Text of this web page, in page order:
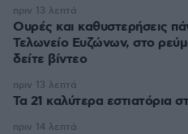
Ουρές και καθυστερήσεις
Τελωνείο Ευζώνων, στο
δείτε βίντεο
πριν 13 λεπτά
Τα 21 καλύτερα εστιατόρια
πριν 13 λεπτά
πριν 14 λεπτά